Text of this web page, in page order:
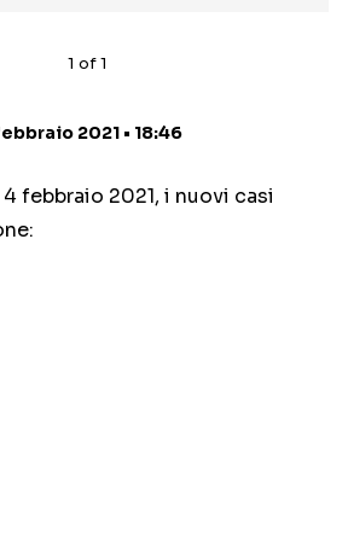
1 of1
2021 • 18:46
febbraio 2021, i nuovi casi